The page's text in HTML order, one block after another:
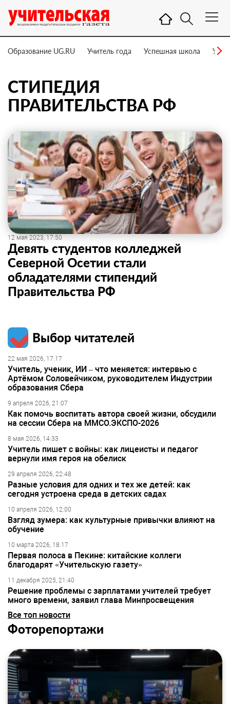
Образование UG.RU Учитель года Успешная школа
СТИПЕДИЯ
ПРАВИТЕЛЬСТВА РФ
12 мая 2023, 17:50
Девять студентов колледжей
Северной Осетии стали
обладателями стипендий
Правительства РФ
Выбор читателей
22 мая 2026, 17:17
Учитель, ученик, ИИ – что меняется: интервью с
Артёмом Соловейчиком, руководителем Индустрии
образования Сбера
9 апреля 2026, 21:07
Как помочь воспитать автора своей жизни, обсудили
на сессии Сбера на ММСО.ЭКСПО-2026
8 мая 2026, 14:33
Учитель пишет с войны: как лицеисты и педагог
вернули имя героя на обелиск
29 апреля 2026, 22:48
Разные условия для одних и тех же детей: как
сегодня устроена среда в детских садах
10 апреля 2026, 12:00
Взгляд зумера: как культурные привычки влияют на
обучение
10 марта 2026, 18:17
Первая полоса в Пекине: китайские коллеги
благодарят «Учительскую газету»
11 декабря 2025, 21:40
Решение проблемы с зарплатами учителей требует
много времени, заявил глава Минпросвещения
Все топ новости
Фоторепортажи